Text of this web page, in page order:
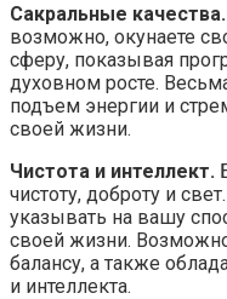
Сакральные качества.
возможно, окунаете
сферу, показывая
духовном росте.
подъем энергии и
своей жизни.
Чистота и интеллект.
чистоту, доброту и
указывать на вашу
своей жизни.
балансу, а также
и интеллекта.